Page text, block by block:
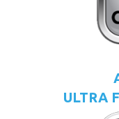
ULTRA